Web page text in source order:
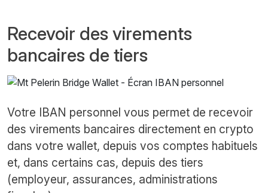
Recevoir des virements
bancaires de tiers
Votre IBAN personnel vous permet de recevoir
des virements bancaires directement en crypto
dans votre wallet, depuis vos comptes habituels
et, dans certains cas, depuis des tiers
(employeur, assurances, administrations